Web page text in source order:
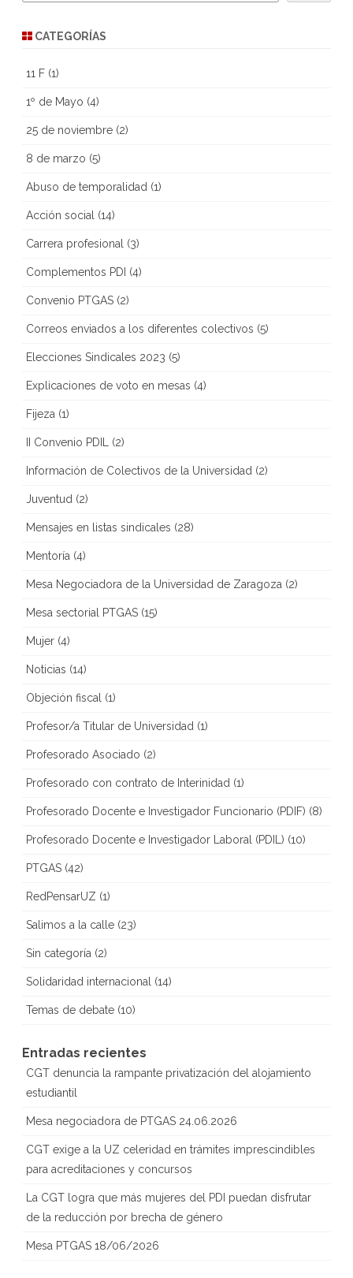
CATEGORÍAS
11 F (1)
1º de Mayo (4)
25 de noviembre (2)
8 de marzo (5)
Abuso de temporalidad (1)
Acción social (14)
Carrera profesional (3)
Complementos PDI (4)
Convenio PTGAS (2)
Correos enviados a los diferentes colectivos (5)
Elecciones Sindicales 2023 (5)
Explicaciones de voto en mesas (4)
Fijeza (1)
II Convenio PDIL (2)
Información de Colectivos de la Universidad (2)
Juventud (2)
Mensajes en listas sindicales (28)
Mentoría (4)
Mesa Negociadora de la Universidad de Zaragoza (2)
Mesa sectorial PTGAS (15)
Mujer (4)
Noticias (14)
Objeción fiscal (1)
Profesor/a Titular de Universidad (1)
Profesorado Asociado (2)
Profesorado con contrato de Interinidad (1)
Profesorado Docente e Investigador Funcionario (PDIF) (8)
Profesorado Docente e Investigador Laboral (PDIL) (10)
PTGAS (42)
RedPensarUZ (1)
Salimos a la calle (23)
Sin categoría (2)
Solidaridad internacional (14)
Temas de debate (10)
Entradas recientes
CGT denuncia la rampante privatización del alojamiento
estudiantil
Mesa negociadora de PTGAS 24.06.2026
CGT exige a la UZ celeridad en trámites imprescindibles
para acreditaciones y concursos
La CGT logra que más mujeres del PDI puedan disfrutar
de la reducción por brecha de género
Mesa PTGAS 18/06/2026